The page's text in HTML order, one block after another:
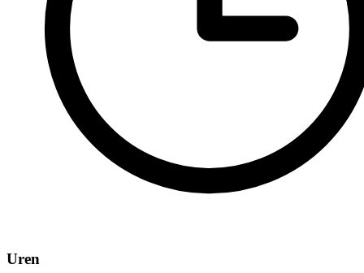
Uren